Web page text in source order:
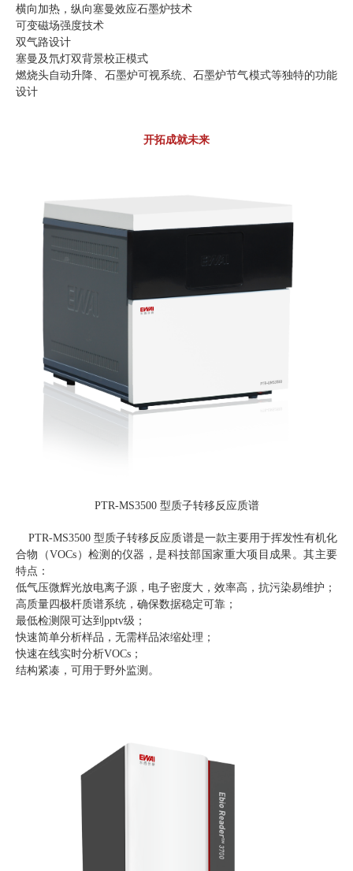
横向加热，纵向塞曼效应石墨炉技术
可变磁场强度技术
双气路设计
塞曼及氘灯双背景校正模式
燃烧头自动升降、石墨炉可视系统、石墨炉节气模式等独特的功能
设计
开拓成就未来
PTR-MS3500 型质子转移反应质谱
PTR-MS3500 型质子转移反应质谱是一款主要用于挥发性有机化
合物（VOCs）检测的仪器，是科技部国家重大项目成果。其主要
特点：
低气压微辉光放电离子源，电子密度大，效率高，抗污染易维护；
高质量四极杆质谱系统，确保数据稳定可靠；
最低检测限可达到pptv级；
快速简单分析样品，无需样品浓缩处理；
快速在线实时分析VOCs；
结构紧凑，可用于野外监测。